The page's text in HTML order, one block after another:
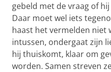
gebeld met de vraag of
Daar moet wel iets
haast het vermelden niet
intussen, ondergaat zijn
hij thuiskomt, klaar om
worden. Samen streven